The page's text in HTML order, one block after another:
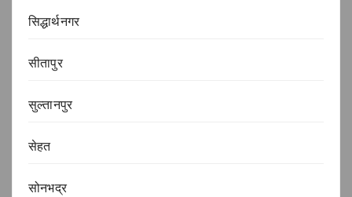
सिद्धार्थनगर
सीतापुर
सुल्तानपुर
सेहत
सोनभद्र